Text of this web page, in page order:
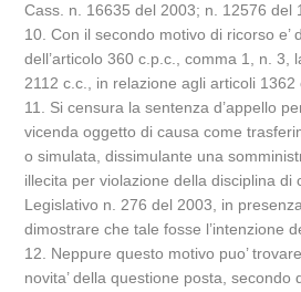
Cass. n. 16635 del 2003; n. 12576 del
10. Con il secondo motivo di ricorso e’
dell’articolo 360 c.p.c., comma 1, n. 3,
2112 c.c., in relazione agli articoli 1362
11. Si censura la sentenza d’appello
vicenda oggetto di causa come
o simulata, dissimulante una
illecita per violazione della disciplina di
Legislativo n. 276 del 2003, in
dimostrare che tale fosse l’intenzione
12. Neppure questo motivo puo’
novita’ della questione posta, secondo